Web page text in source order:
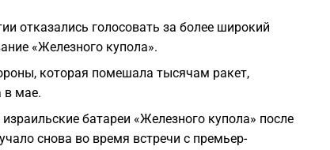
отказались голосовать за более широкий
«Железного купола».
которая помешала тысячам ракет,
в мае.
батареи «Железного купола» после
снова во время встречи с премьер-